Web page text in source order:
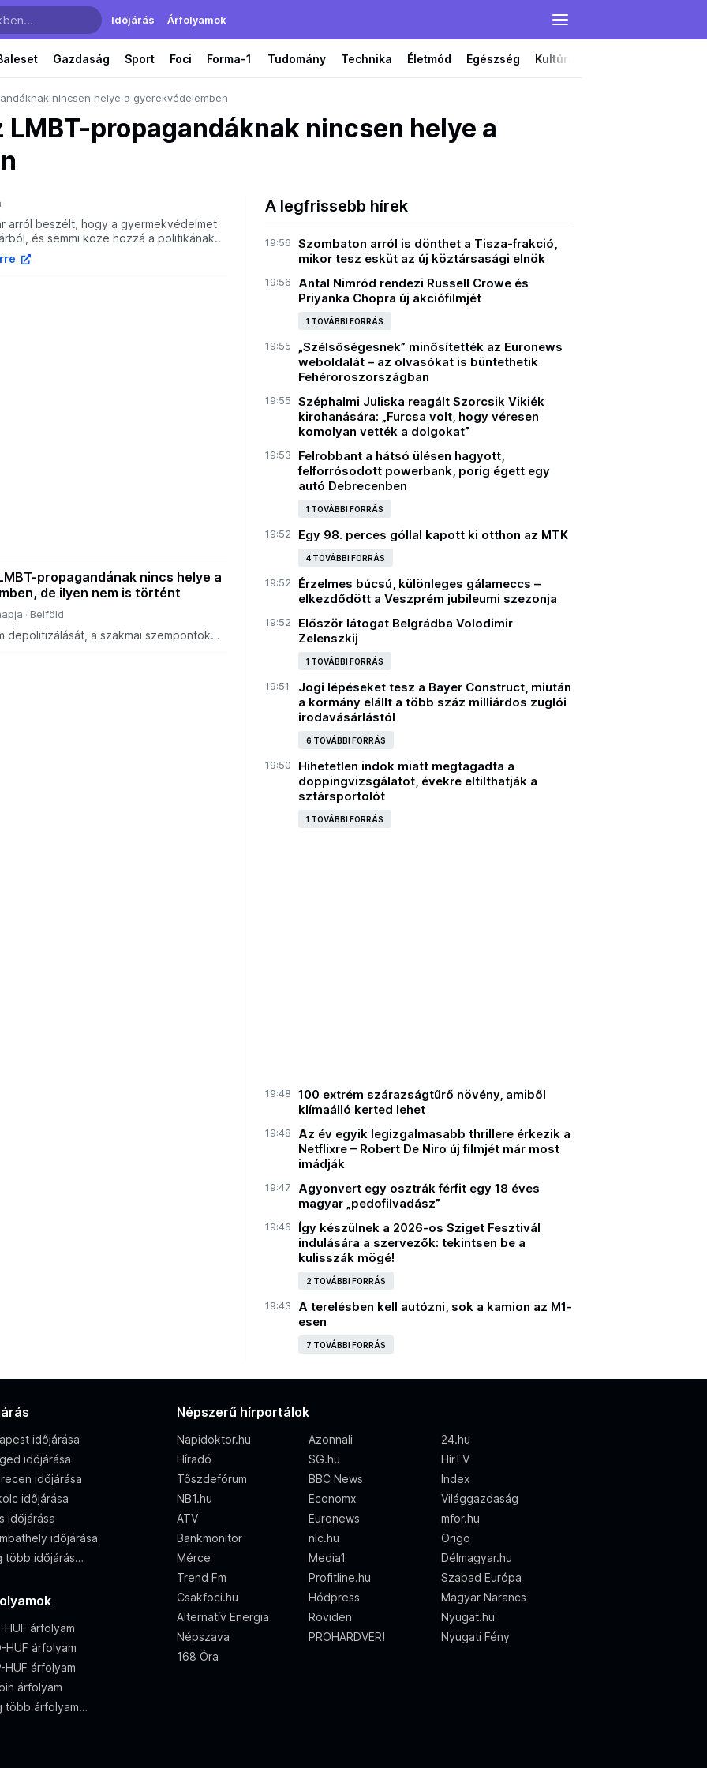
Időjárás Árfolyamok
Gazdaság Sport Foci Forma-1 Tudomány Technika Életmód Egészség Kultúra
nincsen helye a gyerekvédelemben
LMBT-propagandáknak nincsen helye a
arról beszélt, hogy a gyermekvédelmet
és semmi köze hozzá a politikának..
propagandának nincs helye a
de ilyen nem is történt
Belföld
depolitizálását, a szakmai szempontok
A legfrissebb hírek
19:56
Szombaton arról is dönthet a Tisza-frakció,
mikor tesz esküt az új köztársasági elnök
19:56
Antal Nimród rendezi Russell Crowe és
Priyanka Chopra új akciófilmjét
1 TOVÁBBI FORRÁS
19:55
„Szélsőségesnek” minősítették az Euronews
weboldalát – az olvasókat is büntethetik
Fehéroroszországban
19:55
Széphalmi Juliska reagált Szorcsik Vikiék
kirohanására: „Furcsa volt, hogy véresen
komolyan vették a dolgokat”
19:53
Felrobbant a hátsó ülésen hagyott,
felforrósodott powerbank, porig égett egy
autó Debrecenben
1 TOVÁBBI FORRÁS
19:52 Egy 98. perces góllal kapott ki otthon az MTK
4 TOVÁBBI FORRÁS
19:52
Érzelmes búcsú, különleges gálameccs –
elkezdődött a Veszprém jubileumi szezonja
19:52
Először látogat Belgrádba Volodimir
Zelenszkij
1 TOVÁBBI FORRÁS
19:51
Jogi lépéseket tesz a Bayer Construct, miután
a kormány elállt a több száz milliárdos zuglói
irodavásárlástól
6 TOVÁBBI FORRÁS
19:50
Hihetetlen indok miatt megtagadta a
doppingvizsgálatot, évekre eltilthatják a
sztársportolót
1 TOVÁBBI FORRÁS
19:48
100 extrém szárazságtűrő növény, amiből
klímaálló kerted lehet
19:48
Az év egyik legizgalmasabb thrillere érkezik a
Netflixre – Robert De Niro új filmjét már most
imádják
19:47
Agyonvert egy osztrák férfit egy 18 éves
magyar „pedofilvadász”
19:46
Így készülnek a 2026-os Sziget Fesztivál
indulására a szervezők: tekintsen be a
kulisszák mögé!
2 TOVÁBBI FORRÁS
19:43
A terelésben kell autózni, sok a kamion az M1-
esen
7 TOVÁBBI FORRÁS
időjárása
időjárása
időjárása
időjárása
időjárása
időjárása
több időjárás…
HUF árfolyam
HUF árfolyam
HUF árfolyam
árfolyam
több árfolyam…
Népszerű hírportálok
Napidoktor.hu Azonnali
24.hu
Híradó
SG.hu
HírTV
Tőszdefórum
BBC News
Index
NB1.hu
Economx
Világgazdaság
ATV
Euronews
mfor.hu
Bankmonitor
nlc.hu
Origo
Mérce
Media1
Délmagyar.hu
Trend Fm
Profitline.hu
Szabad Európa
Csakfoci.hu
Hódpress
Magyar Narancs
Alternatív Energia
Röviden
Nyugat.hu
Népszava
PROHARDVER!
Nyugati Fény
168 Óra